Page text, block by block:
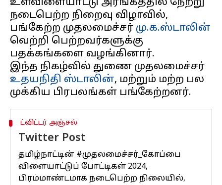
உள்விளையாட்டு அரங்கத்தில் நேற்று
நடைபெற்ற நிறைவு விழாவில்,
பங்கேற்ற முதலமைச்சர் மு.க.ஸ்டாலின்
வெற்றி பெற்றவர்களுக்கு
பதக்கங்களை வழங்கினார்.
இந்த நிகழ்வில் துணை முதலமைச்சர்
உதயநிதி ஸ்டாலின், மற்றும் மற்ற பல
ட்விட்டர் அஞ்சல்
Twitter Post
தமிழ்நாட்டின் #முதலமைச்சர்_கோப்பை
விளையாட்டுப் போட்டிகள் 2024,
பிரம்மாண்டமாக நடைபெற்ற நிலையில்,